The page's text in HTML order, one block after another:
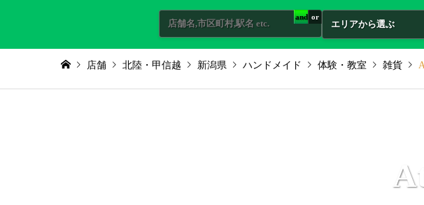
and or
エリアから選ぶ
店舗 北陸・甲信越 新潟県 ハンドメイド 体験・教室 雑貨